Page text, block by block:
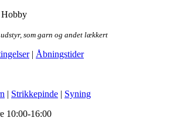
Hobby
som garn og andet lækkert
| Åbningstider
| Strikkepinde | Syning
10:00-16:00